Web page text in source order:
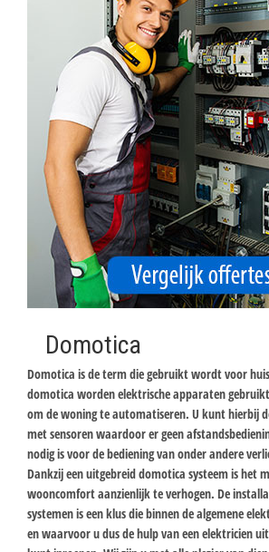
Domotica
Domotica is de term die gebruikt wordt voor
domotica worden elektrische apparaten
om de woning te automatiseren. U kunt hierbij
met sensoren waardoor er geen
nodig is voor de bediening van onder andere
Dankzij een uitgebreid domotica systeem is het
wooncomfort aanzienlijk te verhogen. De
systemen is een klus die binnen de algemene
en waarvoor u dus de hulp van een elektricien